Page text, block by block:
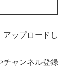
アップロードし
チャンネル登録